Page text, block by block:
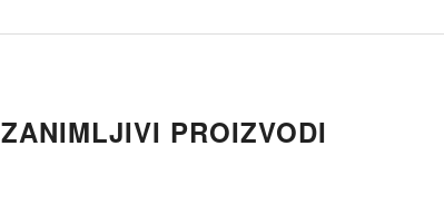
ZANIMLJIVI PROIZVODI